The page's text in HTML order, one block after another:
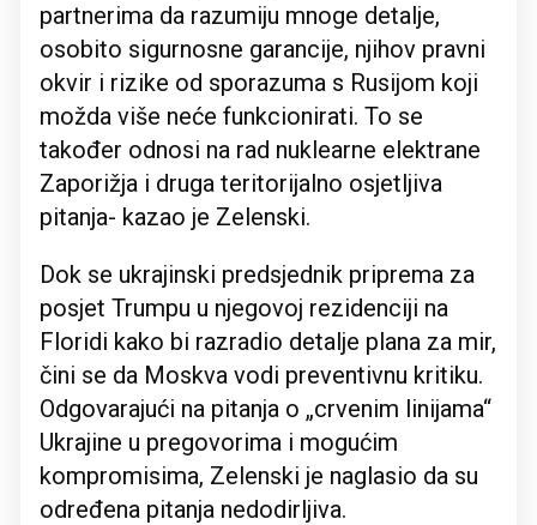
partnerima da razumiju mnoge detalje,
osobito sigurnosne garancije, njihov pravni
okvir i rizike od sporazuma s Rusijom koji
možda više neće funkcionirati. To se
također odnosi na rad nuklearne elektrane
Zaporižja i druga teritorijalno osjetljiva
pitanja- kazao je Zelenski.
Dok se ukrajinski predsjednik priprema za
posjet Trumpu u njegovoj rezidenciji na
Floridi kako bi razradio detalje plana za mir,
čini se da Moskva vodi preventivnu kritiku.
Odgovarajući na pitanja o „crvenim linijama“
Ukrajine u pregovorima i mogućim
kompromisima, Zelenski je naglasio da su
određena pitanja nedodirljiva.